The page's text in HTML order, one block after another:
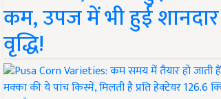
कम, उपज में भी हुई शानदार
वृद्धि!